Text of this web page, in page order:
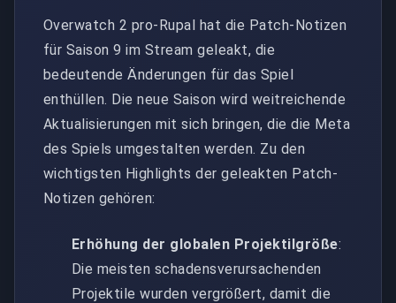
Overwatch 2 pro-Rupal hat die Patch-Notizen
für Saison 9 im Stream geleakt, die
bedeutende Änderungen für das Spiel
enthüllen. Die neue Saison wird weitreichende
Aktualisierungen mit sich bringen, die die Meta
des Spiels umgestalten werden. Zu den
wichtigsten Highlights der geleakten Patch-
Notizen gehören:
Erhöhung der globalen Projektilgröße:
Die meisten schadensverursachenden
Projektile wurden vergrößert, damit die